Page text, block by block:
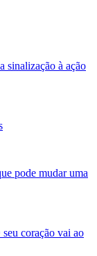
sinalização à ação
pode mudar uma
coração vai ao